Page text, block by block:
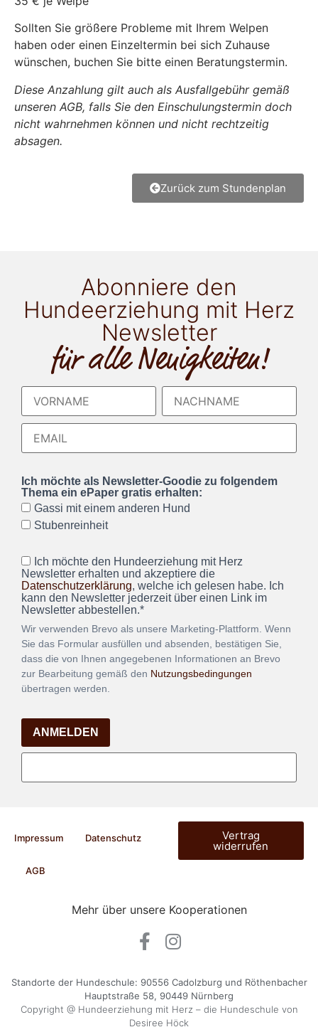
Sollten Sie größere Probleme mit Ihrem Welpen
haben oder einen Einzeltermin bei sich Zuhause
wünschen, buchen Sie bitte einen Beratungstermin.
Diese Anzahlung gilt auch als Ausfallgebühr gemäß
unseren AGB, falls Sie den Einschulungstermin doch
nicht wahrnehmen können und nicht rechtzeitig
absagen.
Zurück zum Stundenplan
Abonniere den
Hundeerziehung mit Herz
Newsletter
für alle Neuigkeiten!
Ich möchte als Newsletter-Goodie zu folgendem
Thema ein ePaper gratis erhalten:
Gassi mit einem anderen Hund
Stubenreinheit
Ich möchte den Hundeerziehung mit Herz
Newsletter erhalten und akzeptiere die
Datenschutzerklärung, welche ich gelesen habe. Ich
kann den Newsletter jederzeit über einen Link im
Newsletter abbestellen.*
Wir verwenden Brevo als unsere Marketing-Plattform. Wenn
Sie das Formular ausfüllen und absenden, bestätigen Sie,
dass die von Ihnen angegebenen Informationen an Brevo
zur Bearbeitung gemäß den Nutzungsbedingungen
übertragen werden.
ANMELDEN
Impressum Datenschutz
AGB
Vertrag
widerrufen
Mehr über unsere Kooperationen
Standorte der Hundeschule: 90556 Cadolzburg und Röthenbacher
Hauptstraße 58, 90449 Nürnberg
Copyright @ Hundeerziehung mit Herz – die Hundeschule von
Desiree Höck